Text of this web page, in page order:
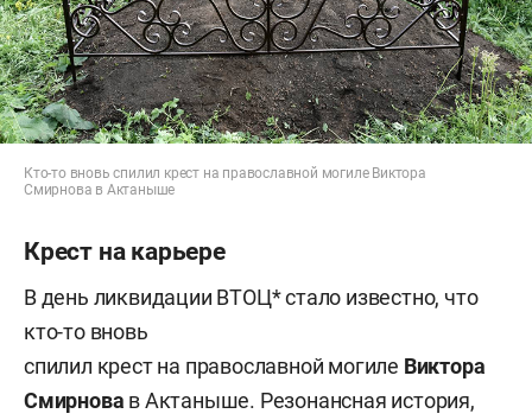
Кто-то вновь спилил крест на православной могиле Виктора
Смирнова в Актаныше
Крест на карьере
В день ликвидации ВТОЦ* стало известно, что
кто-то вновь
спилил крест на православной могиле Виктора
Смирнова в Актаныше. Резонансная история,